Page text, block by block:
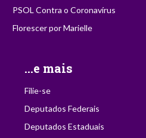
PSOL Contra o Coronavírus
Florescer por Marielle
...e mais
Filie-se
Deputados Federais
Deputados Estaduais